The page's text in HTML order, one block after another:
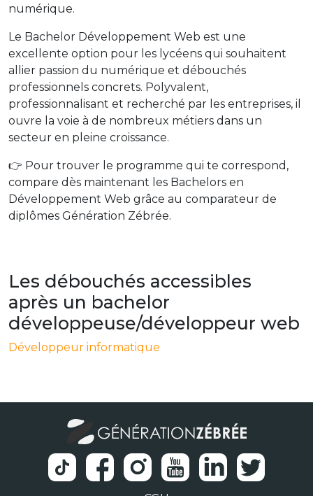
numérique.
Le Bachelor Développement Web est une
excellente option pour les lycéens qui souhaitent
allier passion du numérique et débouchés
professionnels concrets. Polyvalent,
professionnalisant et recherché par les entreprises, il
ouvre la voie à de nombreux métiers dans un
secteur en pleine croissance.
👉 Pour trouver le programme qui te correspond,
compare dès maintenant les Bachelors en
Développement Web grâce au comparateur de
diplômes Génération Zébrée.
Les débouchés accessibles
après un bachelor
développeuse/développeur web
Développeur informatique